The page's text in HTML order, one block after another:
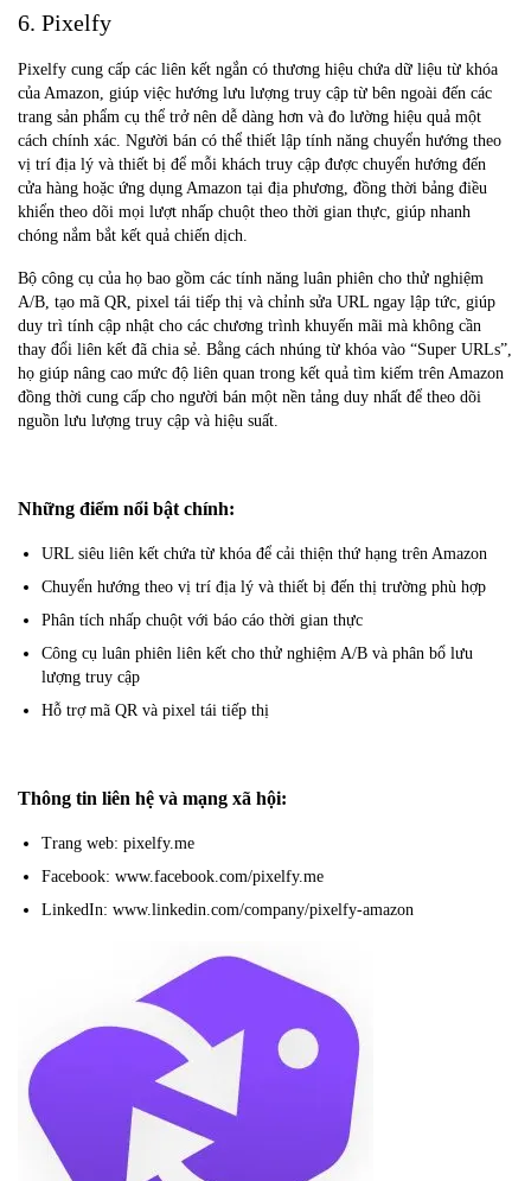
6. Pixelfy
Pixelfy cung cấp các liên kết ngắn có thương hiệu chứa dữ liệu từ khóa
của Amazon, giúp việc hướng lưu lượng truy cập từ bên ngoài đến các
trang sản phẩm cụ thể trở nên dễ dàng hơn và đo lường hiệu quả một
cách chính xác. Người bán có thể thiết lập tính năng chuyển hướng theo
vị trí địa lý và thiết bị để mỗi khách truy cập được chuyển hướng đến
cửa hàng hoặc ứng dụng Amazon tại địa phương, đồng thời bảng điều
khiển theo dõi mọi lượt nhấp chuột theo thời gian thực, giúp nhanh
chóng nắm bắt kết quả chiến dịch.
Bộ công cụ của họ bao gồm các tính năng luân phiên cho thử nghiệm
A/B, tạo mã QR, pixel tái tiếp thị và chỉnh sửa URL ngay lập tức, giúp
duy trì tính cập nhật cho các chương trình khuyến mãi mà không cần
thay đổi liên kết đã chia sẻ. Bằng cách nhúng từ khóa vào “Super URLs”,
họ giúp nâng cao mức độ liên quan trong kết quả tìm kiếm trên Amazon
đồng thời cung cấp cho người bán một nền tảng duy nhất để theo dõi
nguồn lưu lượng truy cập và hiệu suất.
Những điểm nổi bật chính:
URL siêu liên kết chứa từ khóa để cải thiện thứ hạng trên Amazon
Chuyển hướng theo vị trí địa lý và thiết bị đến thị trường phù hợp
Phân tích nhấp chuột với báo cáo thời gian thực
Công cụ luân phiên liên kết cho thử nghiệm A/B và phân bổ lưu
lượng truy cập
Hỗ trợ mã QR và pixel tái tiếp thị
Thông tin liên hệ và mạng xã hội:
Trang web: pixelfy.me
Facebook: www.facebook.com/pixelfy.me
LinkedIn: www.linkedin.com/company/pixelfy-amazon